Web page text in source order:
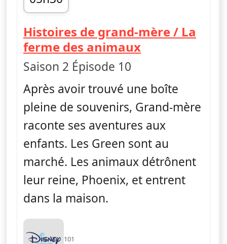
fin 05h50
Histoires de grand-mère / La
ferme des animaux— Les Green
Saison 2 Épisode 10
Après avoir trouvé une boîte
pleine de souvenirs, Grand-mère
raconte ses aventures aux
enfants. Les Green sont au
marché. Les animaux détrônent
leur reine, Phoenix, et entrent
dans la maison.
101